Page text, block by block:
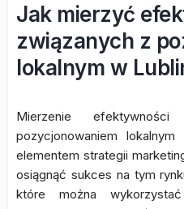
Jak mierzyć
związanych z
lokalnym w
Mierzenie
pozycjonowaniem
elementem strategii
osiągnąć sukces na tym
które można